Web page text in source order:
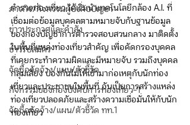
ภารกิจ/กิจกรรมผู้บังคับบัญชา
ข่าวประกาศและคำสั่ง
ข่าวรับสมัคร
จัดซื้อจัดจ้าง/แผน/ตัวชี้วัด
กิจกรรมของกองบังคับการท่องเที่ยว-1
จัดซื้อจัดจ้าง/แผน/ตัวชี้วัด ทท.1
ตำรวจท่องเที่ยว ได้เริ่มนำเทคโนโลยีกล้อง A.I. ที่
เชื่อมต่อข้อมูลบุคคลตามหมายจับกับฐานข้อมูล
ของกองบัญชาการตำรวจสอบสวนกลาง มาติดตั้ง
ในพื้นที่แหล่งท่องเที่ยวสำคัญ เพื่อคัดกรองบุคคล
ที่เคยกระทำความผิดและมีหมายจับ รวมถึงบุคคล
กลุ่มเสี่ยง ป้องกันไม่ให้เข้ามาก่อเหตุกับนักท่อง
เที่ยวและประชาชนในพื้นที่ อันเป็นการสร้างแหล่ง
ท่องเที่ยวปลอดภัยและสร้างความเชื่อมั่นให้กับนัก
ท่องเที่ยว